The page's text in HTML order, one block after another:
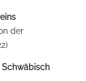
der